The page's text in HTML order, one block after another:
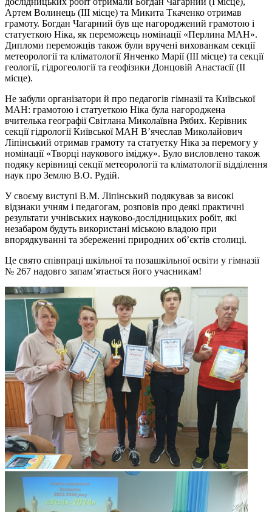
Артем Волинець (III місце) та Микита Ткаченко отримав
грамоту. Богдан Чагарний був ще нагороджений грамотою і
статуеткою Ніка, як переможець номінації «Перлина МАН».
Дипломи переможців також були вручені вихованкам секції
метеорології та кліматології Янченко Марії (III місце) та секції
геології, гідрогеології та геофізики Донцовій Анастасії (II
місце).
Не забули організатори й про педагогів гімназії та Київської
МАН: грамотою і статуеткою Ніка була нагороджена
вчителька географії Світлана Миколаївна Рябих. Керівник
секції гідрології Київської МАН В’ячеслав Миколайович
Ліпінський отримав грамоту та статуетку Ніка за перемогу у
номінації «Творці наукового іміджу». Було висловлено також
подяку керівниці секції метеорології та кліматології відділення
наук про Землю В.О. Рудій.
У своєму виступі В.М. Ліпінський подякував за високі
відзнаки учням і педагогам, розповів про деякі практичні
результати учнівських науково-дослідницьких робіт, які
незабаром будуть використані міською владою при
впорядкуванні та збереженні природних об’єктів столиці.
Це свято співпраці шкільної та позашкільної освіти у гімназії
№ 267 надовго запам’ятається його учасникам!